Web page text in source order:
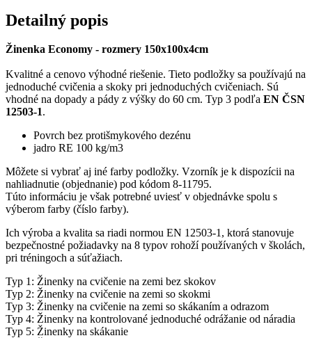
Detailný popis
Žinenka Economy - rozmery 150x100x4cm
Kvalitné a cenovo výhodné riešenie. Tieto podložky sa používajú na
jednoduché cvičenia a skoky pri jednoduchých cvičeniach. Sú
vhodné na dopady a pády z výšky do 60 cm. Typ 3 podľa EN ČSN
12503-1.
Povrch bez protišmykového dezénu
jadro RE 100 kg/m3
Môžete si vybrať aj iné farby podložky. Vzorník je k dispozícii na
nahliadnutie (objednanie) pod kódom 8-11795.
Túto informáciu je však potrebné uviesť v objednávke spolu s
výberom farby (číslo farby).
Ich výroba a kvalita sa riadi normou EN 12503-1, ktorá stanovuje
bezpečnostné požiadavky na 8 typov rohoží používaných v školách,
pri tréningoch a súťažiach.
Typ 1: Žinenky na cvičenie na zemi bez skokov
Typ 2: Žinenky na cvičenie na zemi so skokmi
Typ 3: Žinenky na cvičenie na zemi so skákaním a odrazom
Typ 4: Žinenky na kontrolované jednoduché odrážanie od náradia
Typ 5: Žinenky na skákanie